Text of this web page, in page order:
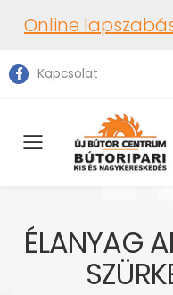
Online
Kapcsolat
Toggle
ÉLANYAG